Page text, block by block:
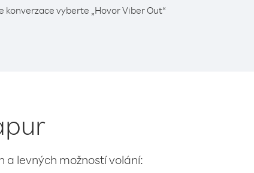
konverzace vyberte „Hovor Viber Out“
a levných možností volání: